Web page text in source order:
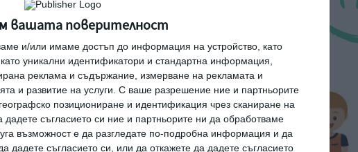
вашата поверителност
и/или имаме достъп до информация на устройство, като
уникални идентификатори и стандартна информация,
реклама и съдържание, измерване на рекламата и
и развитие на услуги. С ваше разрешение ние и партньорите
позициониране и идентификация чрез сканиране на
дадете съгласието си ние и партньорите ни да обработваме
възможност е да разгледате по-подробна информация и да
дадете съгласието си, или да откажете да дадете съгласието